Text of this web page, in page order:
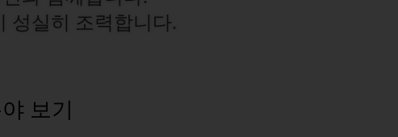
성실히 조력합니다.
보기